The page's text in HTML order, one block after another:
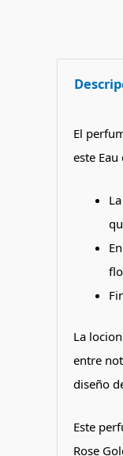
El
este
La
entre
diseño
Este
Rose